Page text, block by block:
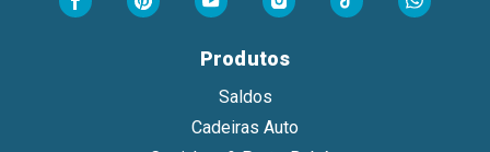
Produtos
Saldos
Cadeiras Auto